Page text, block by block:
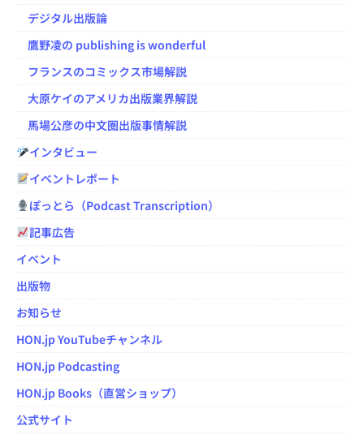
デジタル出版論
鷹野凌の publishing is wonderful
フランスのコミックス市場解説
大原ケイのアメリカ出版業界解説
馬場公彦の中文圏出版事情解説
インタビュー
イベントレポート
ぽっとら（Podcast Transcription）
記事広告
イベント
出版物
お知らせ
HON.jp YouTubeチャンネル
HON.jp Podcasting
HON.jp Books（直営ショップ）
公式サイト